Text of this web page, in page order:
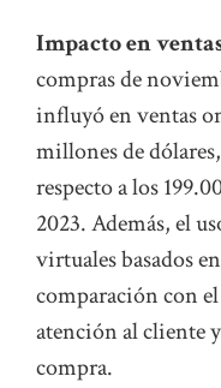
Impacto en
compras de
influyó en ventas
millones de
respecto a los
2023. Además, el
virtuales basados
comparación con
atención al cliente
compra.